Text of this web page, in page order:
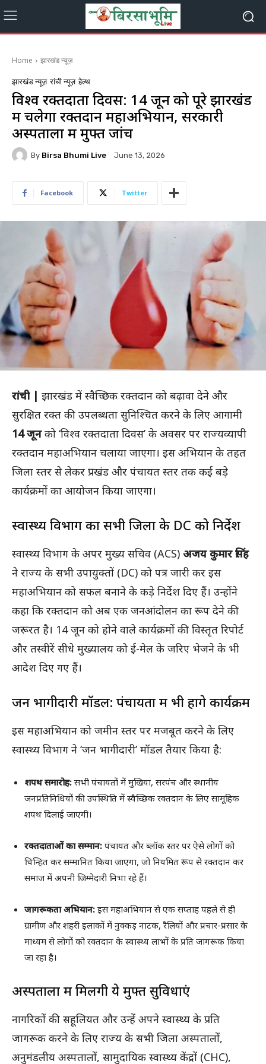
Home झारखंड न्यूज़
झारखंड न्यूज़ रांची न्यूज़ हेल्थ
विश्व रक्तदाता दिवस: 14 जून को पूरे झारखंड
में चलेगा रक्तदान महाअभियान, सरकारी
अस्पतालों में मुफ्त जांच
By Birsa Bhumi Live June 13, 2026
Facebook Twitter
रांची | झारखंड में स्वैच्छिक रक्तदान को बढ़ावा देने और
सुरक्षित रक्त की उपलब्धता सुनिश्चित करने के लिए आगामी
14 जूनको ‘विश्व रक्तदाता दिवस’ के अवसर पर राज्यव्यापी
रक्तदान महाअभियान चलाया जाएगा। इस अभियान के तहत
जिला स्तर से लेकर प्रखंड और पंचायत स्तर तक कई बड़े
कार्यक्रमों का आयोजन किया जाएगा।
स्वास्थ्य विभाग का सभी जिलों के DC को निर्देश
स्वास्थ्य विभाग के अपर मुख्य सचिव (ACS) अजय कुमार सिंह
ने राज्य के सभी उपायुक्तों (DC) को पत्र जारी कर इस
महाअभियान को सफल बनाने के कड़े निर्देश दिए हैं। उन्होंने
कहा कि रक्तदान को अब एक जनआंदोलन का रूप देने की
जरूरत है। 14 जून को होने वाले कार्यक्रमों की विस्तृत रिपोर्ट
और तस्वीरें सीधे मुख्यालय को ई-मेल के जरिए भेजने के भी
आदेश दिए गए हैं।
जन भागीदारी मॉडल: पंचायतों में भी होंगे कार्यक्रम
इस महाअभियान को जमीन स्तर पर मजबूत करने के लिए
स्वास्थ्य विभाग ने ‘जन भागीदारी’ मॉडल तैयार किया है:
शपथ समारोह: सभी पंचायतों में मुखिया, सरपंच और स्थानीय
जनप्रतिनिधियों की उपस्थिति में स्वैच्छिक रक्तदान के लिए सामूहिक
शपथ दिलाई जाएगी।
रक्तदाताओं का सम्मान: पंचायत और ब्लॉक स्तर पर ऐसे लोगों को
चिन्हित कर सम्मानित किया जाएगा, जो नियमित रूप से रक्तदान कर
समाज में अपनी जिम्मेदारी निभा रहे हैं।
जागरूकता अभियान: इस महाअभियान से एक सप्ताह पहले से ही
ग्रामीण और शहरी इलाकों में नुक्कड़ नाटक, रैलियों और प्रचार-प्रसार के
माध्यम से लोगों को रक्तदान के स्वास्थ्य लाभों के प्रति जागरूक किया
जा रहा है।
अस्पतालों में मिलेंगी ये मुफ्त सुविधाएं
नागरिकों की सहूलियत और उन्हें अपने स्वास्थ्य के प्रति
जागरूक करने के लिए राज्य के सभी जिला अस्पतालों,
अनुमंडलीय अस्पतालों, सामुदायिक स्वास्थ्य केंद्रों (CHC),